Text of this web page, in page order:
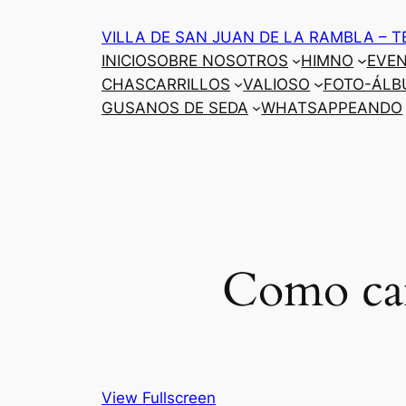
VILLA DE SAN JUAN DE LA RAMBLA –
INICIOSOBRE NOSOTROS HIMNO
CHASCARRILLOS
VALIOSO FOTO-
GUSANOS DE SEDA
WHATSAPPEANDO
Como
View Fullscreen